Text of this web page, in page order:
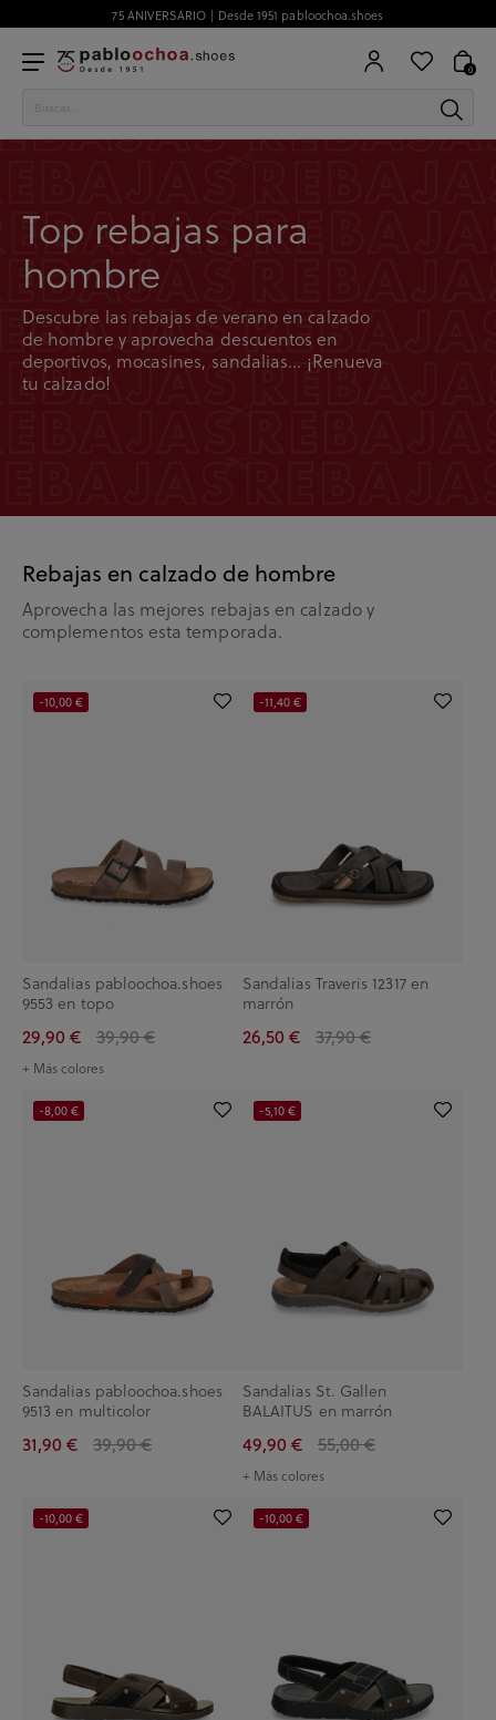
75 ANIVERSARIO | Desde 1951 pabloochoa.shoes
0
Top rebajas para
hombre
Descubre las rebajas de verano en calzado
de hombre y aprovecha descuentos en
deportivos, mocasines, sandalias... ¡Renueva
tu calzado!
Rebajas en calzado de hombre
Aprovecha las mejores rebajas en calzado y
complementos esta temporada.
Sandalias pabloochoa.shoes
9553 en topo
29,90 € 39,90 €
+ Más colores
-10,00 €
Sandalias Traveris 12317 en
marrón
26,50 € 37,90 €
-11,40 €
Sandalias pabloochoa.shoes
9513 en multicolor
31,90 € 39,90 €
-8,00 €
Sandalias St. Gallen
BALAITUS en marrón
49,90 € 55,00 €
+ Más colores
-5,10 €
-10,00 € -10,00 €